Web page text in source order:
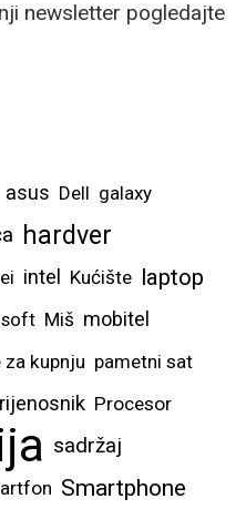
newsletter pogledajte
asus Dell galaxy
hardver
intel Kućište laptop
Miš mobitel
za kupnju pametni sat
Procesor
sadržaj
Smartphone